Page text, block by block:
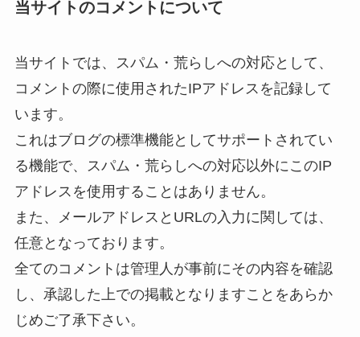
当サイトのコメントについて
当サイトでは、スパム・荒らしへの対応として、
コメントの際に使用されたIPアドレスを記録して
います。
これはブログの標準機能としてサポートされてい
る機能で、スパム・荒らしへの対応以外にこのIP
アドレスを使用することはありません。
また、メールアドレスとURLの入力に関しては、
任意となっております。
全てのコメントは管理人が事前にその内容を確認
し、承認した上での掲載となりますことをあらか
じめご了承下さい。